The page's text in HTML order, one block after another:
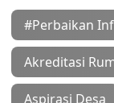
#Perbaikan
Akreditasi
Aspirasi Desa